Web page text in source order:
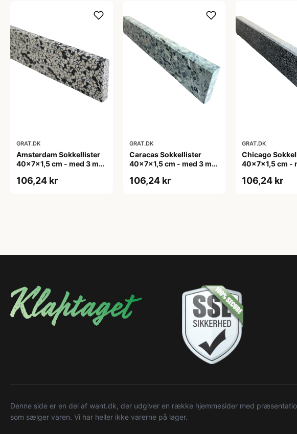
GRAT.DK
Amsterdam Sokkellister
40x7x1,5 cm - med 3 mm
106,24 kr
GRAT.DK
Caracas Sokkellister
40x7x1,5 cm - med 3 mm
106,24 kr
GRAT.DK
Chicago
40x7x1,5 cm -
106,24 kr
Denne side er en del af want.dk, der udgiver en række hjemmesider med
som sælger varen. Vi har heller ikke varerne på lager.